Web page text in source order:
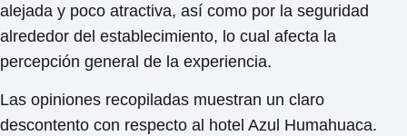
alejada y poco atractiva, así como por la seguridad
alrededor del establecimiento, lo cual afecta la
percepción general de la experiencia.
Las opiniones recopiladas muestran un claro
descontento con respecto al hotel Azul Humahuaca.